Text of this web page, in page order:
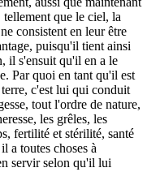
que le ciel, la
consistent en leur être
puisqu'il tient ainsi
il s'ensuit qu'il en a le
Par quoi en tant qu'il est
c'est lui qui conduit
tout l'ordre de nature,
les grêles, les
fertilité et stérilité, santé
a toutes choses à
servir selon qu'il lui